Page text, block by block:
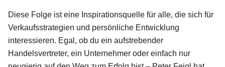
Diese Folge ist eine Inspirationsquelle für alle, die sich für
Verkaufsstrategien und persönliche Entwicklung
interessieren. Egal, ob du ein aufstrebender
Handelsvertreter, ein Unternehmer oder einfach nur